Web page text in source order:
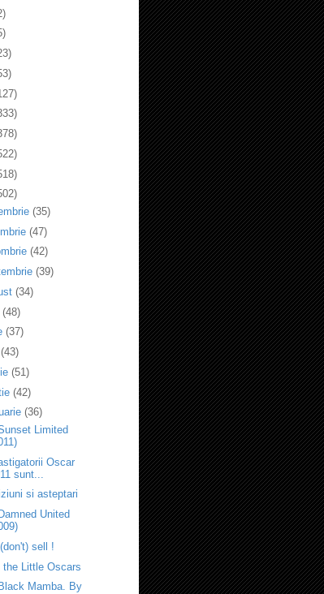
(35)
(47)
(42)
(39)
(34)
(48)
(37)
(43)
(51)
(42)
(36)
Limited
Oscar
sunt...
si asteptari
United
sell !
the Little Oscars
Mamba. By